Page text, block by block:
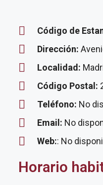
Código de
Dirección:
Localidad:
Código Postal:
Teléfono: No
Email: No
Web:: No
Horario